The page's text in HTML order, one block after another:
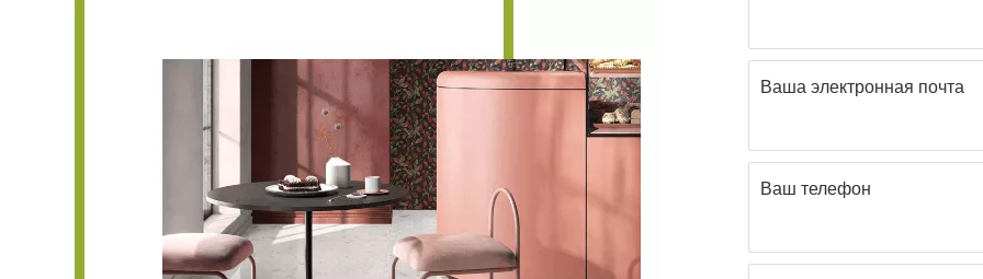
Ваша электронная почта
Ваш телефон